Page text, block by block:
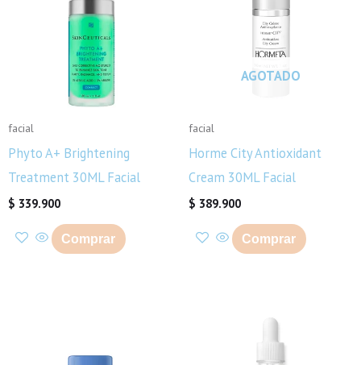
facial
Phyto A+ Brightening
Treatment 30ML Facial
$ 339.900
Comprar
AGOTADO
facial
Horme City Antioxidant
Cream 30ML Facial
$ 389.900
Comprar